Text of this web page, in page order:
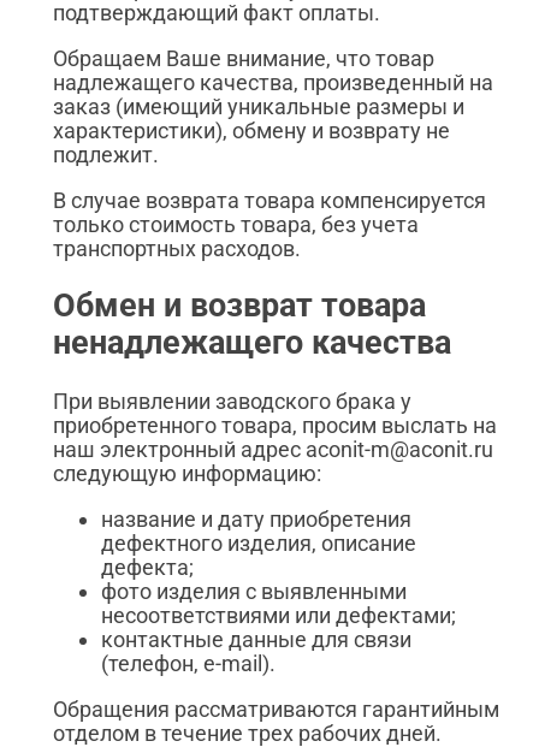
подтверждающий факт оплаты.
Обращаем Ваше внимание, что товар
надлежащего качества, произведенный на
заказ (имеющий уникальные размеры и
характеристики), обмену и возврату не
подлежит.
В случае возврата товара компенсируется
только стоимость товара, без учета
транспортных расходов.
Обмен и возврат товара
ненадлежащего качества
При выявлении заводского брака у
приобретенного товара, просим выслать на
наш электронный адрес aconit-m@aconit.ru
следующую информацию:
название и дату приобретения
дефектного изделия, описание
дефекта;
фото изделия с выявленными
несоответствиями или дефектами;
контактные данные для связи
(телефон, e-mail).
Обращения рассматриваются гарантийным
отделом в течение трех рабочих дней.